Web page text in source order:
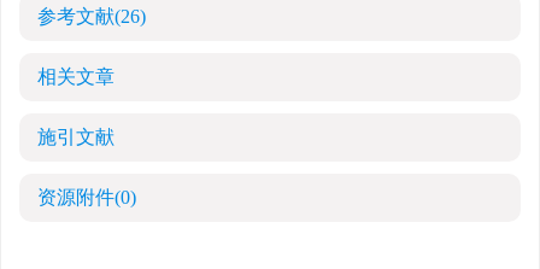
参考文献(26)
相关文章
施引文献
资源附件(0)